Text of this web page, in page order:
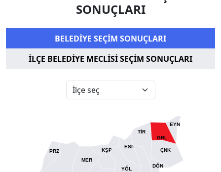
SONUÇLARI
BELEDİYE SEÇİM SONUÇLARI
İLÇE BELEDİYE MECLİSİ SEÇİM SONUÇLARI
ESP
EYN
MER
GRL
KŞP
TİR
PRZ
YĞL
ÇNK
DĞN